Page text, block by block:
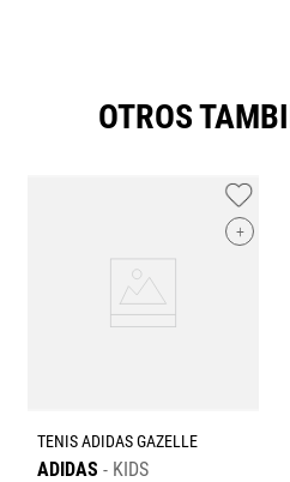
Califica el producto de 1 a 5
★★★★
Dirección de email
OTROS
+
TENIS ADIDAS GAZELLE
ADIDAS KIDS